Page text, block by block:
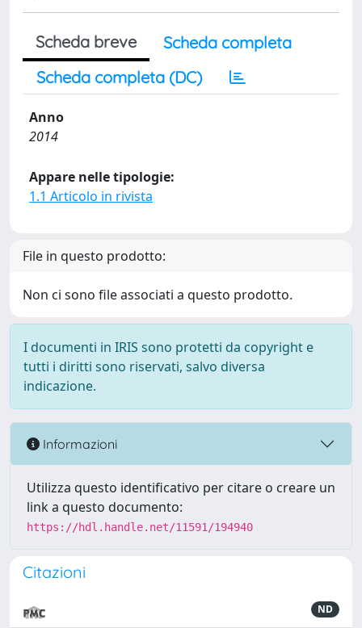
Scheda breve
Scheda completa
Scheda completa (DC)
Anno
2014
Appare nelle tipologie:
1.1 Articolo in rivista
File in questo prodotto:
Non ci sono file associati a questo prodotto.
I documenti in IRIS sono protetti da copyright e
tutti i diritti sono riservati, salvo diversa
indicazione.
Informazioni
Utilizza questo identificativo per citare o creare un
link a questo documento:
https://hdl.handle.net/11591/194940
Citazioni
ND